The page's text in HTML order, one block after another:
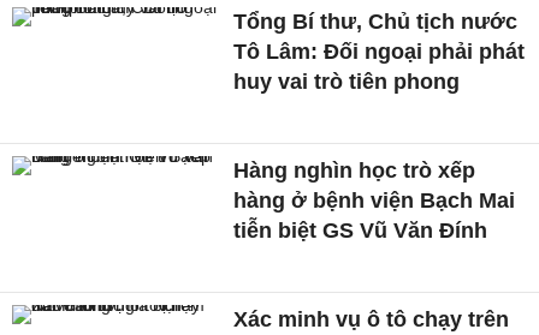
Tổng Bí thư, Chủ tịch nước
Tô Lâm: Đối ngoại phải phát
huy vai trò tiên phong
Hàng nghìn học trò xếp
hàng ở bệnh viện Bạch Mai
tiễn biệt GS Vũ Văn Đính
Xác minh vụ ô tô chạy trên